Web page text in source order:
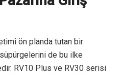
ön planda tutan bir
de bu ilke
RV10 Plus ve RV30 serisi